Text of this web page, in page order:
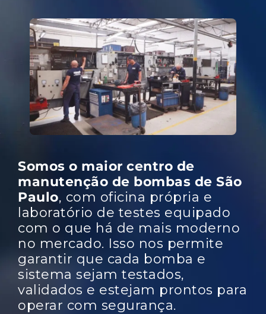
Somos o maior centro de
manutenção de bombas de São
Paulo, com oficina própria e
laboratório de testes equipado
com o que há de mais moderno
no mercado. Isso nos permite
garantir que cada bomba e
sistema sejam testados,
validados e estejam prontos para
operar com segurança.